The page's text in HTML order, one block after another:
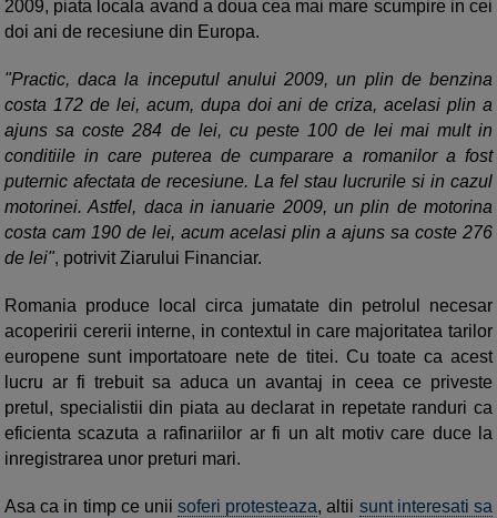
2009, piata locala avand a doua cea mai mare scumpire in cei
doi ani de recesiune din Europa.
"Practic, daca la inceputul anului 2009, un plin de benzina
costa 172 de lei, acum, dupa doi ani de criza, acelasi plin a
ajuns sa coste 284 de lei, cu peste 100 de lei mai mult in
conditiile in care puterea de cumparare a romanilor a fost
puternic afectata de recesiune. La fel stau lucrurile si in cazul
motorinei. Astfel, daca in ianuarie 2009, un plin de motorina
costa cam 190 de lei, acum acelasi plin a ajuns sa coste 276
de lei", potrivit Ziarului Financiar.
Romania produce local circa jumatate din petrolul necesar
acoperirii cererii interne, in contextul in care majoritatea tarilor
europene sunt importatoare nete de titei. Cu toate ca acest
lucru ar fi trebuit sa aduca un avantaj in ceea ce priveste
pretul, specialistii din piata au declarat in repetate randuri ca
eficienta scazuta a rafinariilor ar fi un alt motiv care duce la
inregistrarea unor preturi mari.
Asa ca in timp ce uniisoferi protesteaza, altii sunt interesati sa